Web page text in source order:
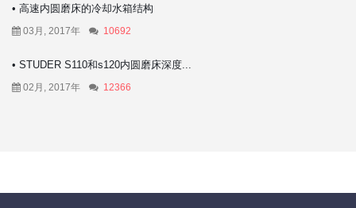
• 高速内圆磨床的冷却水箱结构
03月, 2017年 10692
• STUDER S110和s120内圆磨床深度...
02月, 2017年 12366